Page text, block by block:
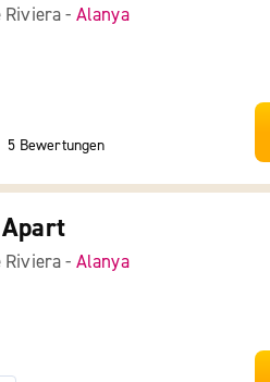
- Alanya
5 Bewertungen
- Alanya